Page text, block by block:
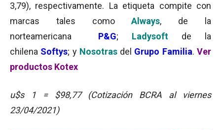
3,79), respectivamente. La etiqueta compite con
marcas tales como
Always, de la
norteamericana P&G; Ladysoft de la
chilena Softys; y Nosotrasdel Grupo Familia.Ver
productos Kotex
u$s 1 = $98,77 (Cotización BCRA al viernes
23/04/2021)